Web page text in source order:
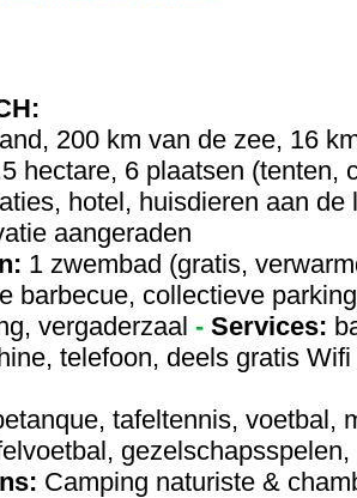
200 km van de zee, 16
hectare, 6 plaatsen (tenten,
hotel, huisdieren aan
aangeraden
1 zwembad (gratis,
barbecue, collectieve
vergaderzaal - Services:
telefoon, deels gratis
tafeltennis, voetbal,
gezelschapsspelen,
Camping naturiste &